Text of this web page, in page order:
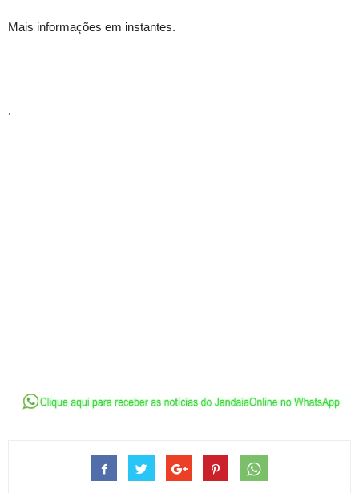
Mais informações em instantes.
.